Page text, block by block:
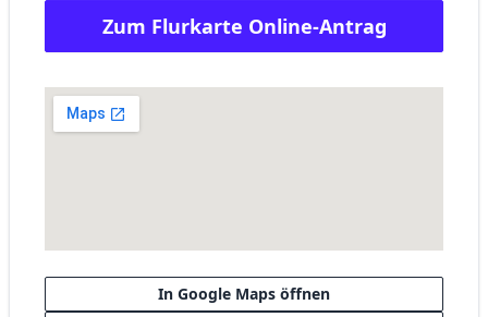
Zum Flurkarte Online-Antrag
In Google Maps öffnen